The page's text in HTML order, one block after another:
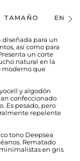
TAMAÑO ENVÍO
Ver
diseñada para un
así como para
un corte
natural en la
moderno que
y algodón
confeccionado
Es pesado, pero
repelente
tono Deepsea
Rematado
en gris